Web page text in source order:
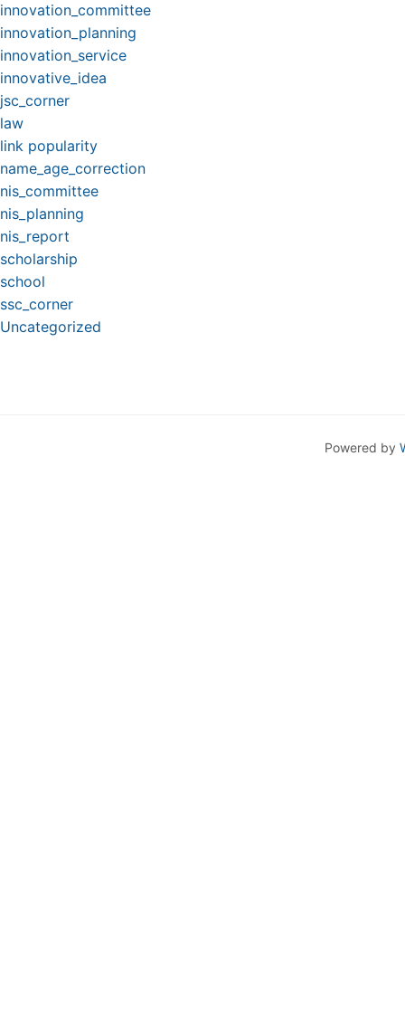
innovation_committee
innovation_planning
innovation_service
innovative_idea
jsc_corner
law
link popularity
name_age_correction
nis_committee
nis_planning
nis_report
scholarship
school
ssc_corner
Uncategorized
Powered by